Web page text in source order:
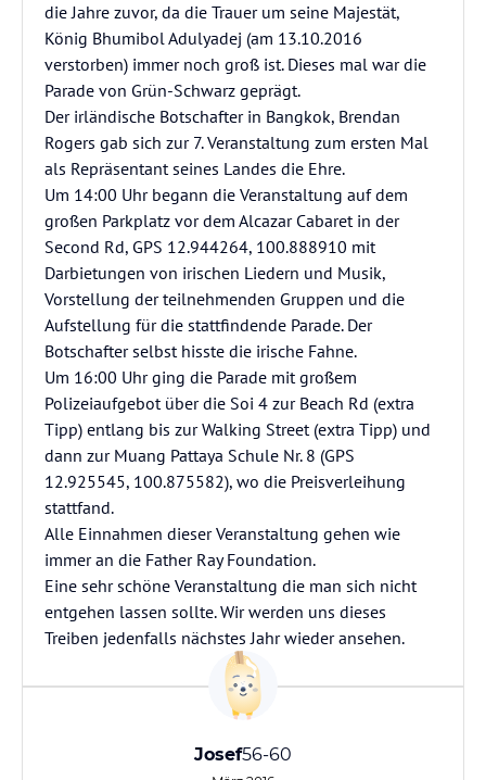
die Jahre zuvor, da die Trauer um seine Majestät,
König Bhumibol Adulyadej (am 13.10.2016
verstorben) immer noch groß ist. Dieses mal war die
Parade von Grün-Schwarz geprägt.
Der irländische Botschafter in Bangkok, Brendan
Rogers gab sich zur 7. Veranstaltung zum ersten Mal
als Repräsentant seines Landes die Ehre.
Um 14:00 Uhr begann die Veranstaltung auf dem
großen Parkplatz vor dem Alcazar Cabaret in der
Second Rd, GPS 12.944264, 100.888910 mit
Darbietungen von irischen Liedern und Musik,
Vorstellung der teilnehmenden Gruppen und die
Aufstellung für die stattfindende Parade. Der
Botschafter selbst hisste die irische Fahne.
Um 16:00 Uhr ging die Parade mit großem
Polizeiaufgebot über die Soi 4 zur Beach Rd (extra
Tipp) entlang bis zur Walking Street (extra Tipp) und
dann zur Muang Pattaya Schule Nr. 8 (GPS
12.925545, 100.875582), wo die Preisverleihung
stattfand.
Alle Einnahmen dieser Veranstaltung gehen wie
immer an die Father Ray Foundation.
Eine sehr schöne Veranstaltung die man sich nicht
entgehen lassen sollte. Wir werden uns dieses
Treiben jedenfalls nächstes Jahr wieder ansehen.
Josef56-60